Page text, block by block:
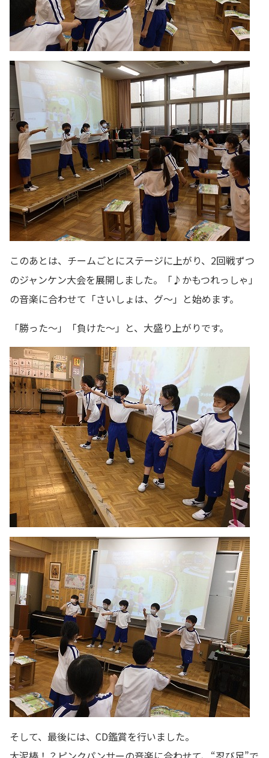
このあとは、チームごとにステージに上がり、2回戦ずつ
のジャンケン大会を展開しました。「♪かもつれっしゃ」
の音楽に合わせて「さいしょは、グ～」と始めます。
「勝った～」「負けた～」と、大盛り上がりです。
そして、最後には、CD鑑賞を行いました。